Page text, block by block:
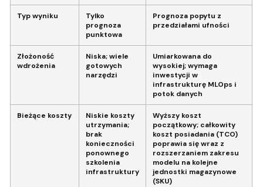
Typ wyniku
Tylko
prognoza
punktowa
Prognoza popytu z
przedziałami ufności
Złożoność
wdrożenia
Niska; wiele
gotowych
narzędzi
Umiarkowana do
wysokiej; wymaga
inwestycji w
infrastrukturę MLOps i
potok danych
Bieżące koszty
Niskie koszty
utrzymania;
brak
konieczności
ponownego
szkolenia
infrastruktury
Wyższy koszt
początkowy; całkowity
koszt posiadania (TCO)
poprawia się wraz z
rozszerzaniem zakresu
modelu na kolejne
jednostki magazynowe
(SKU)